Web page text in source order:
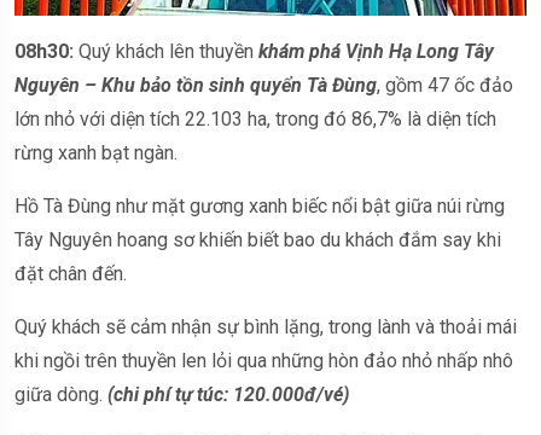
08h30: Quý khách lên thuyền khám phá Vịnh Hạ Long Tây
Nguyên – Khu bảo tồn sinh quyển Tà Đùng, gồm 47 ốc đảo
lớn nhỏ với diện tích 22.103 ha, trong đó 86,7% là diện tích
rừng xanh bạt ngàn.
Hồ Tà Đùng như mặt gương xanh biếc nổi bật giữa núi rừng
Tây Nguyên hoang sơ khiến biết bao du khách đắm say khi
đặt chân đến.
Quý khách sẽ cảm nhận sự bình lặng, trong lành và thoải mái
khi ngồi trên thuyền len lỏi qua những hòn đảo nhỏ nhấp nhô
giữa dòng. (chi phí tự túc: 120.000đ/vé)